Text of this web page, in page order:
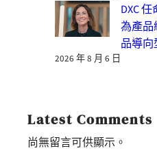
DXC
為產品
品導
2026 年 8 月 6 日
Latest Comments
尚無留言可供顯示。